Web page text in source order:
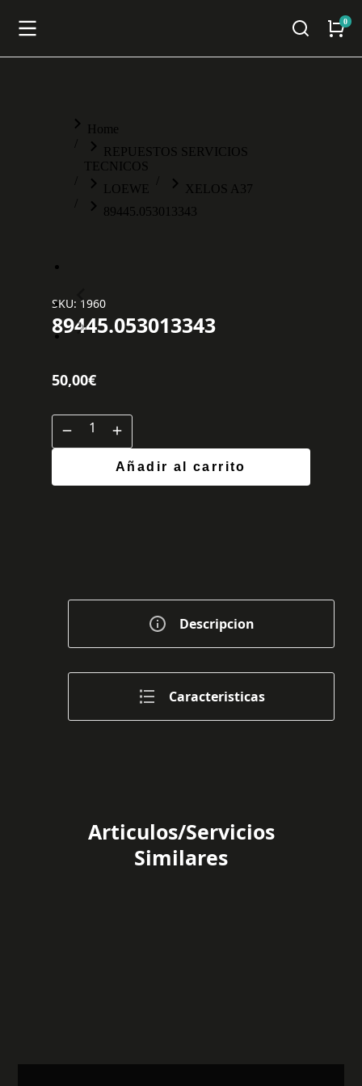
You are here:
Home
REPUESTOS SERVICIOS
TECNICOS
LOEWE
XELOS A37
89445.053013343
SKU: 1960
89445.053013343
50,00€
Añadir al carrito
Descripcion
Caracteristicas
Articulos/Servicios
Similares